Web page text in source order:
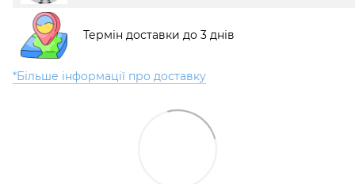
Термін доставки до 3 днів
*Більше інформації про доставку